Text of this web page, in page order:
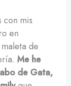
con mis
en
de
Me he
de Gata,